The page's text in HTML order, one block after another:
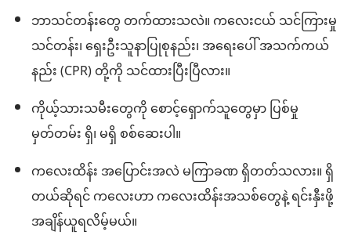
ဘာသင်တန်းတွေ တက်ထားသလဲ။ ကလေးငယ် သင်ကြားမှု
သင်တန်း၊ ရှေးဦးသူနာပြုစုနည်း၊ အရေးပေါ် အသက်ကယ်
နည်း (CPR) တို့ကို သင်ထားပြီးပြီလား။
ကိုယ့်သားသမီးတွေကို စောင့်ရှောက်သူတွေမှာ ပြစ်မှု
မှတ်တမ်း ရှိ၊ မရှိ စစ်ဆေးပါ။
ကလေးထိန်း အပြောင်းအလဲ မကြာခဏ ရှိတတ်သလား။ ရှိ
တယ်ဆိုရင် ကလေးဟာ ကလေးထိန်းအသစ်တွေနဲ့ ရင်းနှီးဖို့
အချိန်ယူရလိမ့်မယ်။